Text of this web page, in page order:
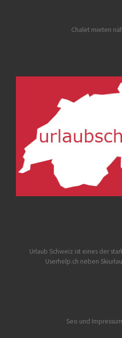
Chalet mieten
Urlaub Schweiz ist eines der
Userhelp.ch neben
Seo und